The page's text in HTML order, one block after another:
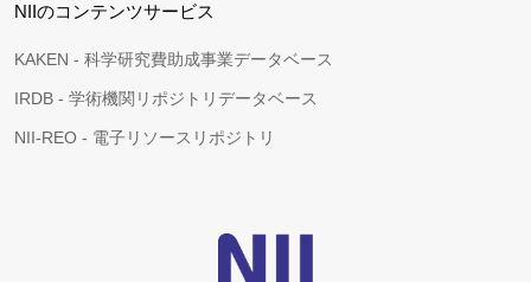
NIIのコンテンツサービス
KAKEN - 科学研究費助成事業データベース
IRDB - 学術機関リポジトリデータベース
NII-REO - 電子リソースリポジトリ